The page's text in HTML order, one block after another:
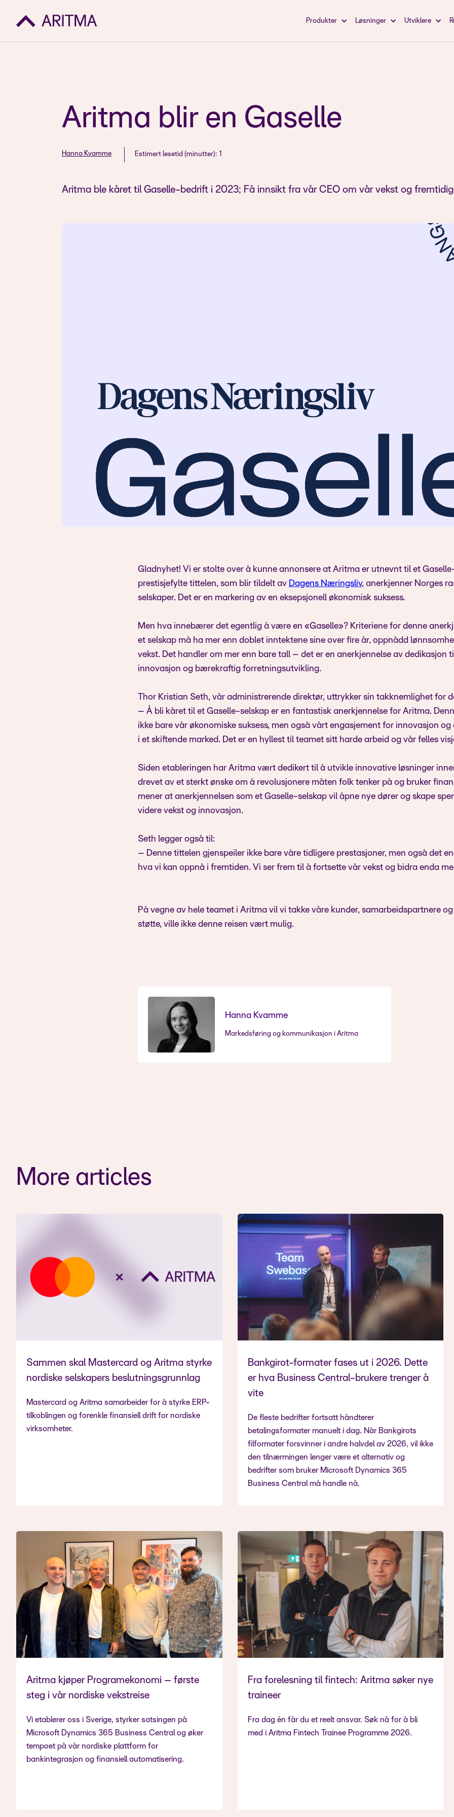
Produkter Løsninger Utviklere
Aritma blir en Gaselle
Hanna Kvamme Estimert lesetid (minutter): 1
Aritma ble kåret til Gaselle-bedrift i 2023; Få innsikt fra vår CEO om vår vekst og
Gladnyhet! Vi er stolte over å kunne annonsere at Aritma er utnevnt til et
prestisjefylte tittelen, som blir tildelt av Dagens Næringsliv, anerkjenner Norges
selskaper. Det er en markering av en eksepsjonell økonomisk suksess.
Men hva innebærer det egentlig å være en «Gaselle»? Kriteriene for denne
et selskap må ha mer enn doblet inntektene sine over fire år, oppnådd
vekst. Det handler om mer enn bare tall – det er en anerkjennelse av dedikasjon
innovasjon og bærekraftig forretningsutvikling.
Thor Kristian Seth, vår administrerende direktør, uttrykker sin takknemlighet for
– Å bli kåret til et Gaselle-selskap er en fantastisk anerkjennelse for Aritma.
ikke bare vår økonomiske suksess, men også vårt engasjement for innovasjon og
i et skiftende marked. Det er en hyllest til teamet sitt harde arbeid og vår felles
Siden etableringen har Aritma vært dedikert til å utvikle innovative løsninger
drevet av et sterkt ønske om å revolusjonere måten folk tenker på og bruker
mener at anerkjennelsen som et Gaselle-selskap vil åpne nye dører og skape
videre vekst og innovasjon.
Seth legger også til:
– Denne tittelen gjenspeiler ikke bare våre tidligere prestasjoner, men også det
hva vi kan oppnå i fremtiden. Vi ser frem til å fortsette vår vekst og bidra enda
På vegne av hele teamet i Aritma vil vi takke våre kunder, samarbeidspartnere
støtte, ville ikke denne reisen vært mulig.
Hanna Kvamme
Markedsføring og kommunikasjon i Aritma
More articles
Sammen skal Mastercard og Aritma styrke
nordiske selskapers beslutningsgrunnlag
Mastercard og Aritma samarbeider for å styrke ERP-
tilkoblingen og forenkle finansiell drift for nordiske
virksomheter.
Bankgirot-formater fases ut i 2026. Dette
er hva Business Central-brukere trenger å
vite
De fleste bedrifter fortsatt håndterer
betalingsformater manuelt i dag. Når Bankgirots
filformater forsvinner i andre halvdel av 2026, vil ikke
den tilnærmingen lenger være et alternativ og
bedrifter som bruker Microsoft Dynamics 365
Business Central må handle nå.
Aritma kjøper Programekonomi – første
steg i vår nordiske vekstreise
Vi etablerer oss i Sverige, styrker satsingen på
Microsoft Dynamics 365 Business Central og øker
tempoet på vår nordiske plattform for
bankintegrasjon og finansiell automatisering.
Fra forelesning til fintech: Aritma søker nye
traineer
Fra dag én får du et reelt ansvar. Søk nå for å bli
med i Aritma Fintech Trainee Programme 2026.